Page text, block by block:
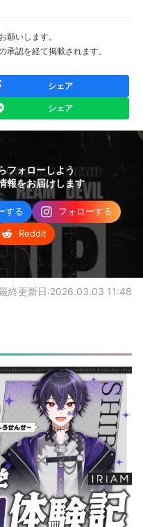
願いします。
認を経て掲載されます。
シェア
シェア
フォローしよう
報をお届けします
する
フォローする
Reddit
終更新日:2026.03.03 11:48